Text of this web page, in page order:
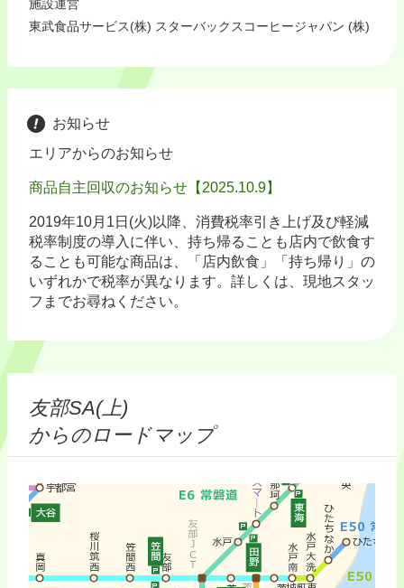
施設運営
東武食品サービス(株) スターバックスコーヒージャパン (株)
お知らせ
エリアからのお知らせ
商品自主回収のお知らせ【2025.10.9】
2019年10月1日(火)以降、消費税率引き上げ及び軽減
税率制度の導入に伴い、持ち帰ることも店内で飲食す
ることも可能な商品は、「店内飲食」「持ち帰り」の
いずれかで税率が異なります。詳しくは、現地スタッ
フまでお尋ねください。
友部SA(上)
からのロードマップ